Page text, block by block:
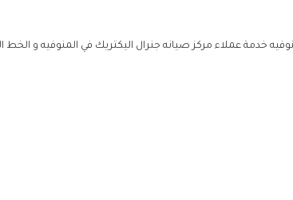
خدمة عملاء مركز صيانه جنرال اليكتريك في المنوفيه و الخط